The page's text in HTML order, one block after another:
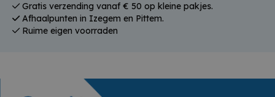
Gratis verzending vanaf € 50 op kleine pakjes.
Afhaalpunten in Izegem en Pittem.
Ruime eigen voorraden